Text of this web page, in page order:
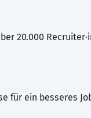
20.000
für ein besseres